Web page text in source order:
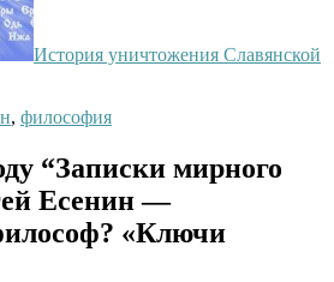
История уничтожения Славянской
, философия
“Записки мирного
Есенин —
«Ключи